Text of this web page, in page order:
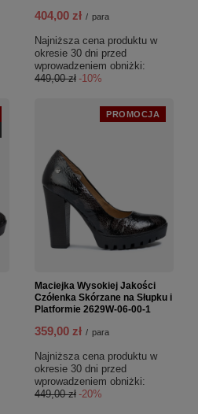
404,00 zł / para
Najniższa cena produktu w
okresie 30 dni przed
wprowadzeniem obniżki:
449,00 zł -10%
PROMOCJA
Maciejka Wysokiej Jakości
Czółenka Skórzane na Słupku i
Platformie 2629W-06-00-1
359,00 zł / para
Najniższa cena produktu w
okresie 30 dni przed
wprowadzeniem obniżki:
449,00 zł -20%